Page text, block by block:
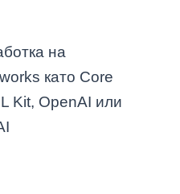
на
като Core
Kit, OpenAI или